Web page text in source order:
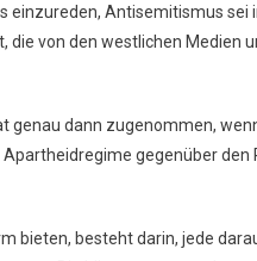
einzureden, Antisemitismus sei
die von den westlichen Medien
genau dann zugenommen,
gegenüber den
bieten, besteht darin, jede